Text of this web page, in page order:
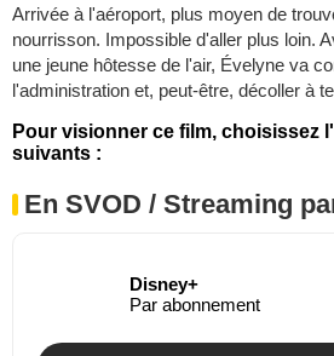
Arrivée à l'aéroport, plus moyen de
nourrisson. Impossible d'aller plus loin.
une jeune hôtesse de l'air, Évelyne va
l'administration et, peut-être, décoller à
Pour visionner ce film, choisissez
suivants :
En SVOD / Streaming
Disney+
Par abonnement